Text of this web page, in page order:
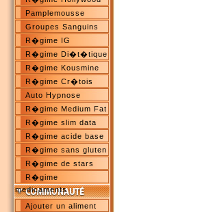
Pamplemousse
Groupes Sanguins
R�gime IG
R�gime Di�t�tique
R�gime Kousmine
R�gime Cr�tois
Auto Hypnose
R�gime Medium Fat
R�gime slim data
R�gime acide base
R�gime sans gluten
R�gime de stars
R�gime
medicaments
Ajouter un aliment